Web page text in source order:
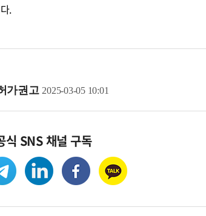
.
가권고2025-03-05 10:01
식 SNS 채널 구독